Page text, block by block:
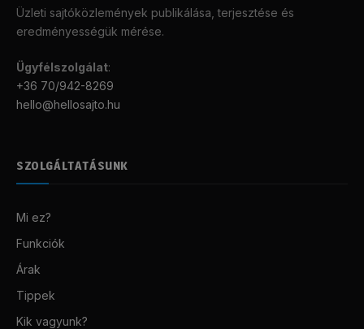
Üzleti sajtóközlemények publikálása, terjesztése és
eredményességük mérése.
Ügyfélszolgálat:
+36 70/942-8269
hello@hellosajto.hu
SZOLGÁLTATÁSUNK
Mi ez?
Funkciók
Árak
Tippek
Kik vagyunk?